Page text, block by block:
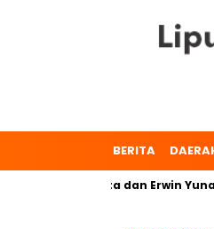
BERITA
Dr. Zulmaeta dan Erwin Yunaz,